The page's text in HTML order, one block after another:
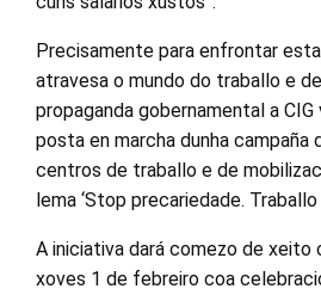
Precisamente para enfrontar
atravesa o mundo do traballo e
propaganda gobernamental a CIG
posta en marcha dunha campaña
centros de traballo e de
lema ‘Stop precariedade. Traballo
A iniciativa dará comezo de xeito
xoves 1 de febreiro coa